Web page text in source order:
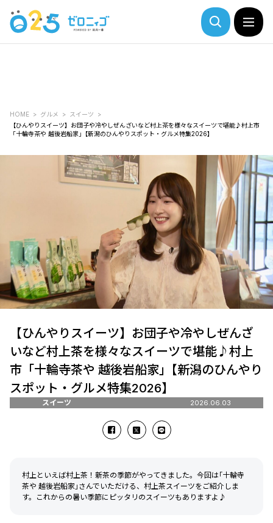
HOME グルメ
スイーツ
【ひんやりスイーツ】お団子や冷やしぜんざいなど村上茶を様々なスイーツで堪能♪村上市
「十輪寺茶や 越後岩船家｣【新潟のひんやりスポット・グルメ特集2026】
【ひんやりスイーツ】お団子や冷やしぜんざ
いなど村上茶を様々なスイーツで堪能♪村上
市「十輪寺茶や 越後岩船家｣【新潟のひんやり
スポット・グルメ特集2026】
スイーツ 2026.06.03
村上といえば村上茶！新茶の季節がやってきました。今回は｢十輪寺
茶や 越後岩船家｣さんでいただける、村上茶スイーツをご紹介しま
す。これからの暑い季節にピッタリのスイーツもありますよ♪